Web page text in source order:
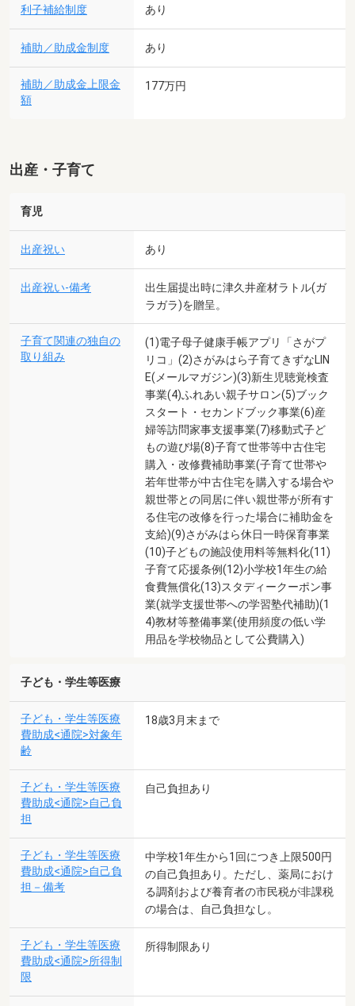
利子補給制度 あり
補助／助成金制度 あり
補助／助成金上限金
額
177万円
出産・子育て
育児
出産祝い あり
出産祝い-備考
出生届提出時に津久井産材ラトル(ガ
ラガラ)を贈呈。
子育て関連の独自の
取り組み
(1)電子母子健康手帳アプリ「さがプ
リコ」(2)さがみはら子育てきずなLIN
E(メールマガジン)(3)新生児聴覚検査
事業(4)ふれあい親子サロン(5)ブック
スタート・セカンドブック事業(6)産
婦等訪問家事支援事業(7)移動式子ど
もの遊び場(8)子育て世帯等中古住宅
購入・改修費補助事業(子育て世帯や
若年世帯が中古住宅を購入する場合や
親世帯との同居に伴い親世帯が所有す
る住宅の改修を行った場合に補助金を
支給)(9)さがみはら休日一時保育事業
(10)子どもの施設使用料等無料化(11)
子育て応援条例(12)小学校1年生の給
食費無償化(13)スタディークーポン事
業(就学支援世帯への学習塾代補助)(1
4)教材等整備事業(使用頻度の低い学
用品を学校物品として公費購入)
子ども・学生等医療
子ども・学生等医療
費助成<通院>対象年
齢
18歳3月末まで
子ども・学生等医療
費助成<通院>自己負
担
自己負担あり
子ども・学生等医療
費助成<通院>自己負
担－備考
中学校1年生から1回につき上限500円
の自己負担あり。ただし、薬局におけ
る調剤および養育者の市民税が非課税
の場合は、自己負担なし。
子ども・学生等医療
費助成<通院>所得制
限
所得制限あり